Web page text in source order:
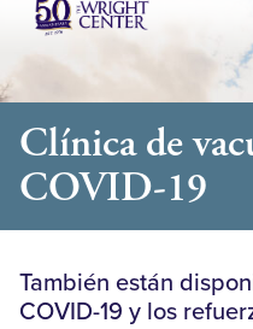
navegación
Clínica de
COVID-19
También están
COVID-19 y los